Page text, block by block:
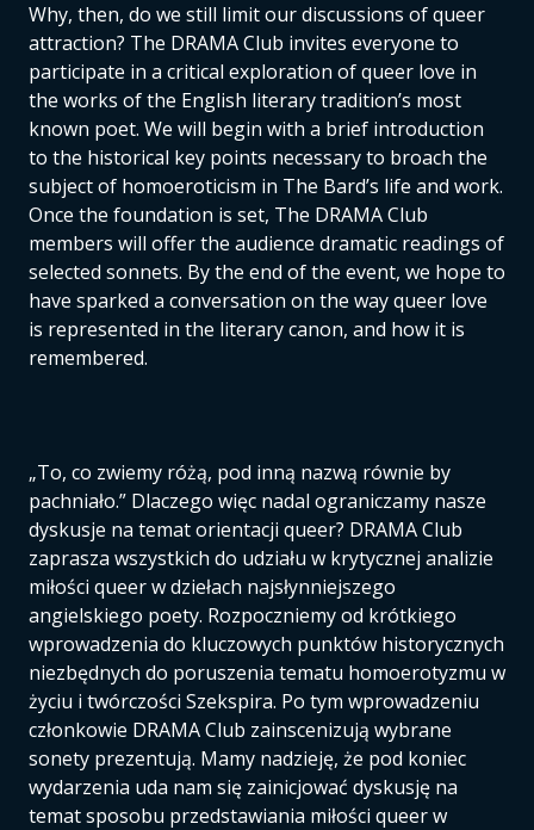
Why, then, do we still limit our discussions of queer
attraction? The DRAMA Club invites everyone to
participate in a critical exploration of queer love in
the works of the English literary tradition’s most
known poet. We will begin with a brief introduction
to the historical key points necessary to broach the
subject of homoeroticism in The Bard’s life and work.
Once the foundation is set, The DRAMA Club
members will offer the audience dramatic readings of
selected sonnets. By the end of the event, we hope to
have sparked a conversation on the way queer love
is represented in the literary canon, and how it is
remembered.
„To, co zwiemy różą, pod inną nazwą równie by
pachniało.” Dlaczego więc nadal ograniczamy nasze
dyskusje na temat orientacji queer? DRAMA Club
zaprasza wszystkich do udziału w krytycznej analizie
miłości queer w dziełach najsłynniejszego
angielskiego poety. Rozpoczniemy od krótkiego
wprowadzenia do kluczowych punktów historycznych
niezbędnych do poruszenia tematu homoerotyzmu w
życiu i twórczości Szekspira. Po tym wprowadzeniu
członkowie DRAMA Club zainscenizują wybrane
sonety prezentują. Mamy nadzieję, że pod koniec
wydarzenia uda nam się zainicjować dyskusję na
temat sposobu przedstawiania miłości queer w